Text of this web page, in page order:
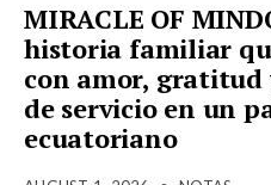
MIRACLE OF
historia familiar
con amor, gratitud
de servicio en un
ecuatoriano